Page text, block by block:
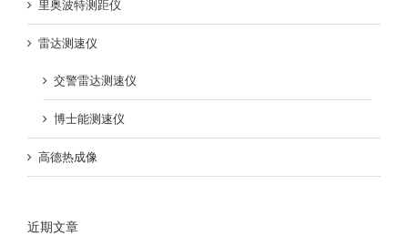
里奥波特测距仪
雷达测速仪
交警雷达测速仪
博士能测速仪
高德热成像
近期文章